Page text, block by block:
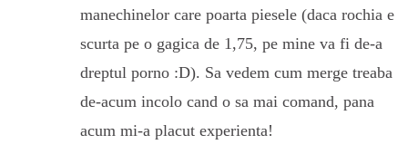
manechinelor care poarta piesele (daca rochia e
scurta pe o gagica de 1,75, pe mine va fi de-a
dreptul porno :D). Sa vedem cum merge treaba
de-acum incolo cand o sa mai comand, pana
acum mi-a placut experienta!